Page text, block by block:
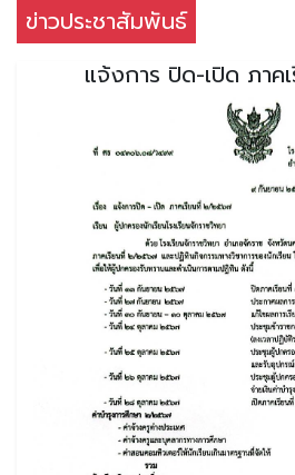
ข่าวประชาสัมพันธ์
แจ้งการ ปิด-เปิด ภาค